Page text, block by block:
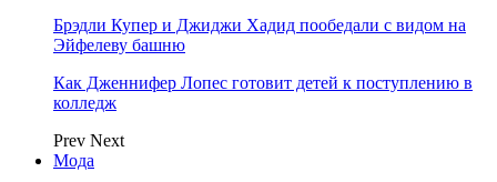
Брэдли Купер и Джиджи Хадид пообедали с видом на
Эйфелеву башню
Как Дженнифер Лопес готовит детей к поступлению в
колледж
Prev Next
Мода